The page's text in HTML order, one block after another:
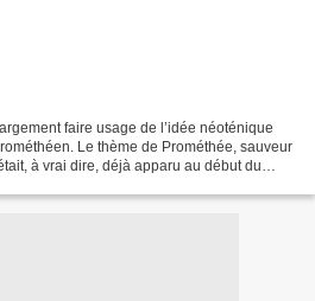
faire usage de l’idée néoténique
Le thème de Prométhée, sauveur
à vrai dire, déjà apparu au début du